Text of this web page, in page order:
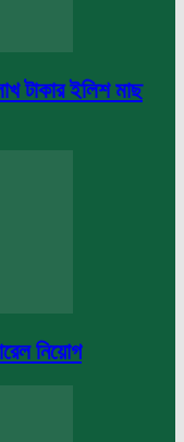
টাকার ইলিশ মাছ
নিয়োগ